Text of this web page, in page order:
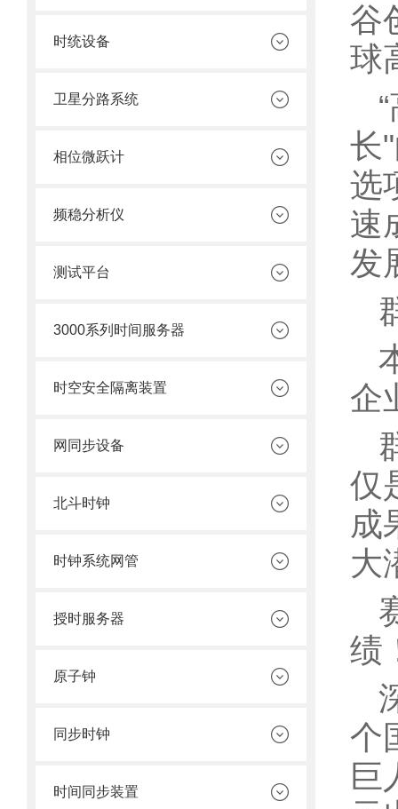
时统设备
卫星分路系统
相位微跃计
频稳分析仪
测试平台
3000系列时间服务器
时空安全隔离装置
网同步设备
北斗时钟
时钟系统网管
授时服务器
原子钟
同步时钟
时间同步装置
谷
球
长
选
速
发
企
仅
成
大
绩
个
巨